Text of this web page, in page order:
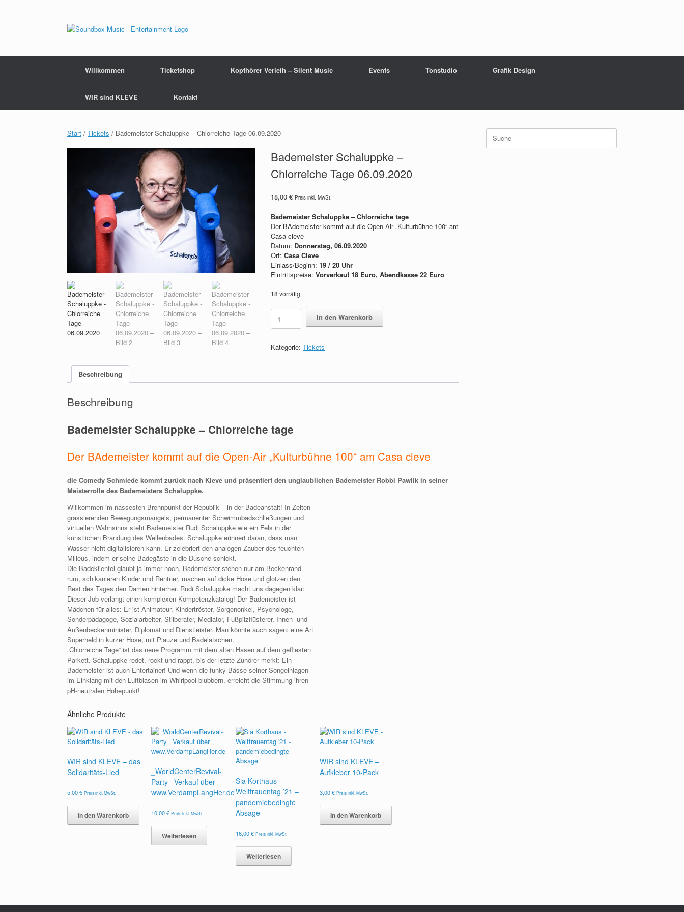
Willkommen Ticketshop Kopfhörer Verleih – Silent Music Events Tonstudio Grafik Design
WIR sind KLEVE Kontakt
Start / Tickets / Bademeister Schaluppke – Chlorreiche Tage 06.09.2020
Bademeister Schaluppke –
Chlorreiche Tage 06.09.2020
18,00€ Preis inkl. MwSt.
Bademeister Schaluppke – Chlorreiche tage
Der BAdemeister kommt auf die Open-Air „Kulturbühne 100“ am
Casa cleve
Datum: Donnerstag, 06.09.2020
Ort:Casa Cleve
Einlass/Beginn:19 / 20 Uhr
Eintrittspreise:Vorverkauf 18 Euro, Abendkasse 22 Euro
18 vorrätig
Bademeister
Schaluppke
-
Tage
In den Warenkorb
Kategorie:Tickets
Beschreibung
Beschreibung
Bademeister Schaluppke – Chlorreiche tage
Der BAdemeister kommt auf die Open-Air „Kulturbühne 100“ am Casa cleve
die Comedy Schmiede kommt zurück nach Kleve und präsentiert den unglaublichen Bademeister Robbi Pawlik in seiner
Meisterrolle des Bademeisters Schaluppke.
Willkommen im nassesten Brennpunkt der Republik – in der Badeanstalt! In Zeiten
grassierenden Bewegungsmangels, permanenter Schwimmbadschließungen und
virtuellen Wahnsinns steht Bademeister Rudi Schaluppke wie ein Fels in der
künstlichen Brandung des Wellenbades. Schaluppke erinnert daran, dass man
Wasser nicht digitalisieren kann. Er zelebriert den analogen Zauber des feuchten
Milieus, indem er seine Badegäste in die Dusche schickt.
Die Badeklientel glaubt ja immer noch, Bademeister stehen nur am Beckenrand
rum, schikanieren Kinder und Rentner, machen auf dicke Hose und glotzen den
Rest des Tages den Damen hinterher. Rudi Schaluppke macht uns dagegen klar:
Dieser Job verlangt einen komplexen Kompetenzkatalog! Der Bademeister ist
Mädchen für alles: Er ist Animateur, Kindertröster, Sorgenonkel, Psychologe,
Sonderpädagoge, Sozialarbeiter, Stilberater, Mediator, Fußpilzflüsterer, Innen- und
Außenbeckenminister, Diplomat und Dienstleister. Man könnte auch sagen: eine Art
Superheld in kurzer Hose, mit Plauze und Badelatschen.
„Chlorreiche Tage“ ist das neue Programm mit dem alten Hasen auf dem gefliesten
Parkett. Schaluppke redet, rockt und rappt, bis der letzte Zuhörer merkt: Ein
Bademeister ist auch Entertainer! Und wenn die funky Bässe seiner Songeinlagen
im Einklang mit den Luftblasen im Whirlpool blubbern, erreicht die Stimmung ihren
pH-neutralen Höhepunkt!
Ähnliche Produkte
WIR sind KLEVE – das
Solidaritäts-Lied
5,00€ Preis inkl. MwSt.
In den Warenkorb
_WorldCenterRevival-
Party_ Verkauf über
www.VerdampLangHer.de
10,00€ Preis inkl. MwSt.
Weiterlesen
Sia Korthaus –
Weltfrauentag ’21 –
pandemiebedingte
Absage
16,00€ Preis inkl. MwSt.
Weiterlesen
WIR sind KLEVE –
Aufkleber 10-Pack
3,00€ Preis inkl. MwSt.
In den Warenkorb
Suche
nach: